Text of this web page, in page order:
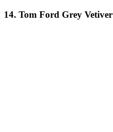
14. Tom Ford Grey Vetiver